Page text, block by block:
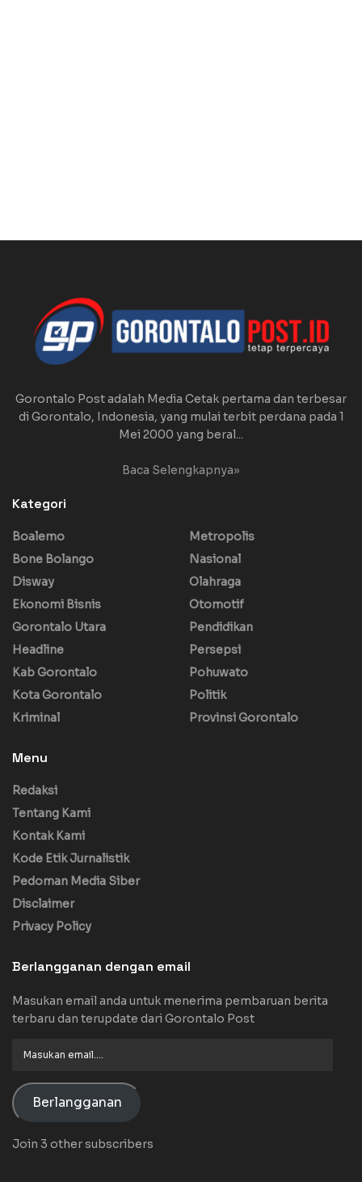
Gorontalo Post adalah Media Cetak pertama dan terbesar
di Gorontalo, Indonesia, yang mulai terbit perdana pada 1
Mei 2000 yang beral...
Baca Selengkapnya»
Kategori
Boalemo
Bone Bolango
Disway
Ekonomi Bisnis
Gorontalo Utara
Headline
Kab Gorontalo
Kota Gorontalo
Kriminal
Metropolis
Nasional
Olahraga
Otomotif
Pendidikan
Persepsi
Pohuwato
Politik
Provinsi Gorontalo
Menu
Redaksi
Tentang Kami
Kontak Kami
Kode Etik Jurnalistik
Pedoman Media Siber
Disclaimer
Privacy Policy
Berlangganan dengan email
Masukan email anda untuk menerima pembaruan berita
terbaru dan terupdate dari Gorontalo Post
Berlangganan
Join 3 other subscribers